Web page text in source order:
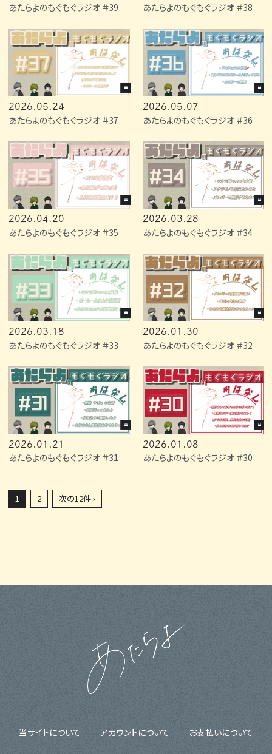
あたらよのもぐもぐラジオ ＃39 あたらよのもぐもぐラジオ ＃38
2026.05.24
あたらよのもぐもぐラジオ ＃37
2026.05.07
あたらよのもぐもぐラジオ ＃36
2026.04.20
あたらよのもぐもぐラジオ ＃35
2026.03.28
あたらよのもぐもぐラジオ ＃34
2026.03.18
あたらよのもぐもぐラジオ ＃33
2026.01.30
あたらよのもぐもぐラジオ ＃32
2026.01.21
あたらよのもぐもぐラジオ ＃31
2026.01.08
あたらよのもぐもぐラジオ ＃30
1 2 次の12件 ›
当サイトについて アカウントについて お支払いについて